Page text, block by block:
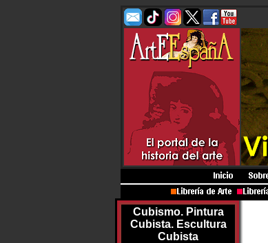
Cubismo. Pintura
Cubista. Escultura
Cubista